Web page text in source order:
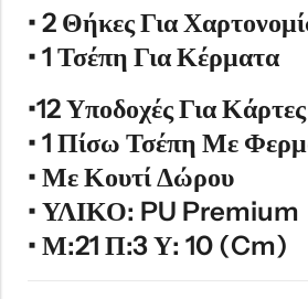
• 2 Θήκες Για
• 1 Τσέπη Για Κέρματα
•12 Υποδοχές Για Κάρτες
• 1 Πίσω Τσέπη Με
• Με Κουτί Δώρου
• ΥΛΙΚΟ: PU Premium
• Μ:21 Π:3 Υ: 10 (cm)